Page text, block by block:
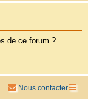
e
h
de ce forum ?
Nous contacter